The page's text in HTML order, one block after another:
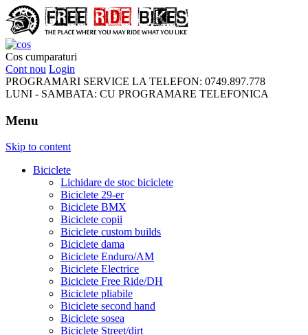
FreeRideBikes
Cos cumparaturi
Cont nou Login
PROGRAMARI SERVICE LA TELEFON: 0749.897.778
LUNI - SAMBATA: CU PROGRAMARE TELEFONICA
Menu
Skip to content
Biciclete
Lichidare de stoc biciclete
Biciclete 29-er
Biciclete BMX
Biciclete copii
Biciclete custom builds
Biciclete dama
Biciclete Enduro/AM
Biciclete Electrice
Biciclete Free Ride/DH
Biciclete pliabile
Biciclete second hand
Biciclete sosea
Biciclete Street/dirt